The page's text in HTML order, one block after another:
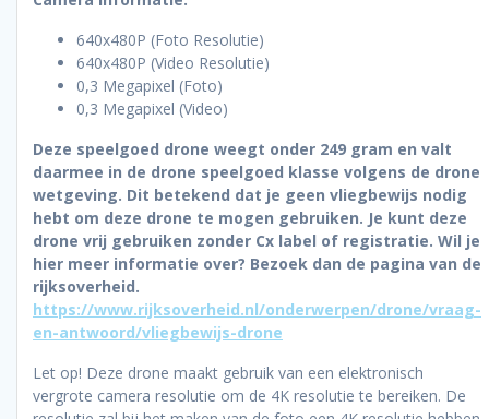
640x480P (Foto Resolutie)
640x480P (Video Resolutie)
0,3 Megapixel (Foto)
0,3 Megapixel (Video)
Deze speelgoed drone weegt onder 249 gram en valt
daarmee in de drone speelgoed klasse volgens de drone
wetgeving. Dit betekend dat je geen vliegbewijs nodig
hebt om deze drone te mogen gebruiken. Je kunt deze
drone vrij gebruiken zonder Cx label of registratie. Wil je
hier meer informatie over? Bezoek dan de pagina van de
rijksoverheid.
https://www.rijksoverheid.nl/onderwerpen/drone/vraag-
en-antwoord/vliegbewijs-drone
Let op! Deze drone maakt gebruik van een elektronisch
vergrote camera resolutie om de 4K resolutie te bereiken. De